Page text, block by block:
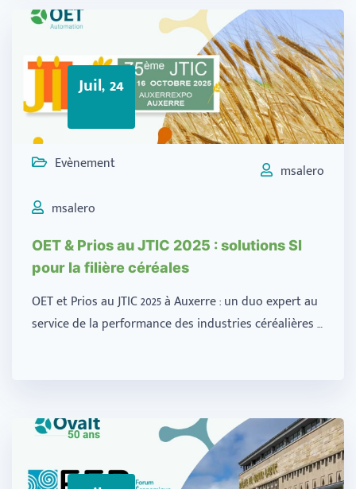
Juil, 24
Evènement
msalero
msalero
OET & Prios au JTIC 2025 : solutions SI
pour la filière céréales
OET et Prios au JTIC 2025 à Auxerre : un duo expert au
service de la performance des industries céréalières …